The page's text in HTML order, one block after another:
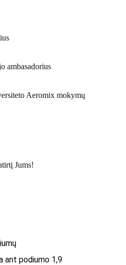
ambasadorius
Aeromix mokymų
Jums!
ant podiumo 1,9